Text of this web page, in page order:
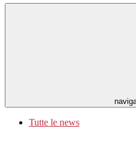
Tutte le news